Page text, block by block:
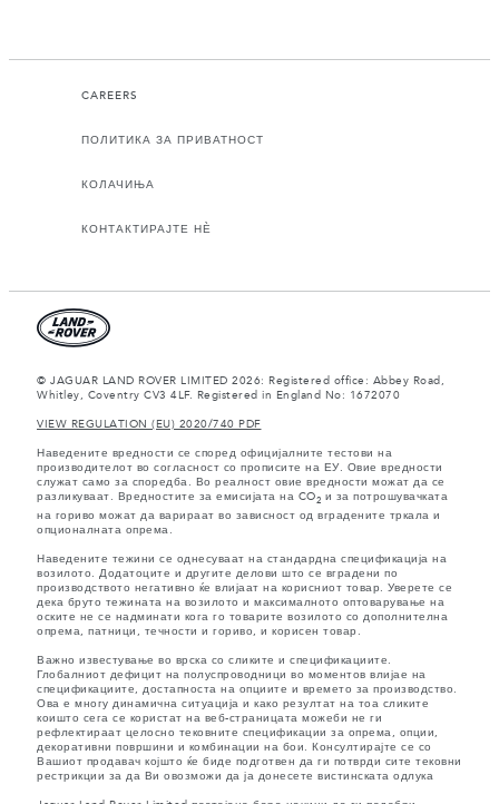
CAREERS
ПОЛИТИКА ЗА ПРИВАТНОСТ
КОЛАЧИЊА
КОНТАКТИРАЈТЕ НЀ
© JAGUAR LAND ROVER LIMITED 2026: Registered office: Abbey Road,
Whitley, Coventry CV3 4LF. Registered in England No: 1672070
VIEW REGULATION (EU) 2020/740 PDF
Наведените вредности се според официјалните тестови на
производителот во согласност со прописите на ЕУ. Овие вредности
служат само за споредба. Во реалност овие вредности можат да се
разликуваат. Вредностите за емисијата на CO2 и за потрошувачката
на гориво можат да варираат во зависност од вградените тркала и
опционалната опрема.
Наведените тежини се однесуваат на стандардна спецификација на
возилото. Додатоците и другите делови што се вградени по
производството негативно ќе влијаат на корисниот товар. Уверете се
дека бруто тежината на возилото и максималното оптоварување на
оските не се надминати кога го товарите возилото со дополнителна
опрема, патници, течности и гориво, и корисен товар.
Важно известување во врска со сликите и спецификациите.
Глобалниот дефицит на полуспроводници во моментов влијае на
спецификациите, достапноста на опциите и времето за производство.
Ова е многу динамична ситуација и како резултат на тоа сликите
коишто сега се користат на веб-страницата можеби не ги
рефлектираат целосно тековните спецификации за опрема, опции,
декоративни површини и комбинации на бои. Консултирајте се со
Вашиот продавач којшто ќе биде подготвен да ги потврди сите тековни
рестрикции за да Ви овозможи да ја донесете вистинската одлука